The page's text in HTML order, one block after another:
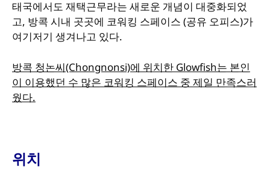
태국에서도 재택근무라는 새로운 개념이 대중화되었
고, 방콕 시내 곳곳에 코워킹 스페이스 (공유 오피스)가
여기저기 생겨나고 있다.
방콕 청논씨(Chongnonsi)에 위치한 Glowfish는 본인
이 이용했던 수 많은 코워킹 스페이스 중 제일 만족스러
웠다.
위치